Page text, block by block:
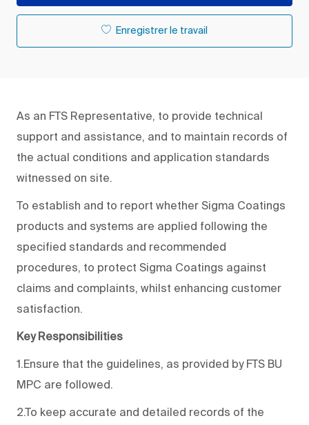
Enregistrer le travail
As an FTS Representative, to provide technical
support and assistance, and to maintain records of
the actual conditions and application standards
witnessed on site.
To establish and to report whether Sigma Coatings
products and systems are applied following the
specified standards and recommended
procedures, to protect Sigma Coatings against
claims and complaints, whilst enhancing customer
satisfaction.
Key Responsibilities
1.Ensure that the guidelines, as provided by FTS BU
MPC are followed.
2.To keep accurate and detailed records of the